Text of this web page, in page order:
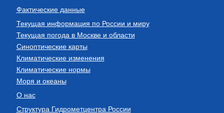
Фактические данные
Текущая информация по России и миру
Текущая погода в Москве и области
Синоптические карты
Климатические изменения
Климатические нормы
Моря и океаны
О нас
Структура Гидрометцентра России